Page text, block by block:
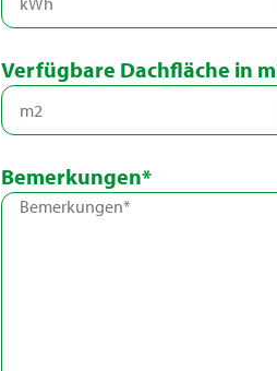
Verfügbare Dachfläche in
Bemerkungen*